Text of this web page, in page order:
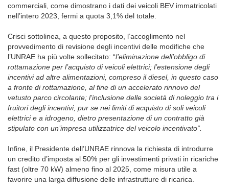
commerciali, come dimostrano i dati dei veicoli BEV immatricolati
nell’intero 2023, fermi a quota 3,1% del totale.
Crisci sottolinea, a questo proposito, l’accoglimento nel
provvedimento di revisione degli incentivi delle modifiche che
l’UNRAE ha più volte sollecitato: “l’eliminazione dell’obbligo di
rottamazione per l’acquisto di veicoli elettrici; l’estensione degli
incentivi ad altre alimentazioni, compreso il diesel, in questo caso
a fronte di rottamazione, al fine di un accelerato rinnovo del
vetusto parco circolante; l’inclusione delle società di noleggio tra i
fruitori degli incentivi, pur se nei limiti di acquisto di soli veicoli
elettrici e a idrogeno, dietro presentazione di un contratto già
stipulato con un’impresa utilizzatrice del veicolo incentivato”.
Infine, il Presidente dell’UNRAE rinnova la richiesta di introdurre
un credito d’imposta al 50% per gli investimenti privati in ricariche
fast (oltre 70 kW) almeno fino al 2025, come misura utile a
favorire una larga diffusione delle infrastrutture di ricarica.